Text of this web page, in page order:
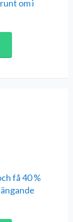
om i
få 40 %